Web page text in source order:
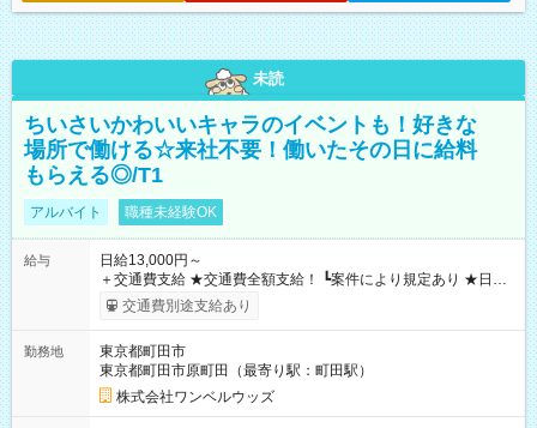
未読
ちいさいかわいいキャラのイベントも！好きな
場所で働ける☆来社不要！働いたその日に給料
もらえる◎/T1
アルバイト 職種未経験OK
給与
日給13,000円～
＋交通費支給 ★交通費全額支給！ ┗案件により規定あり ★日払
いOK！（規定あり） ┗働いたその日に現金GET♪ お仕事後はコ
ンビニATMから 日払い分を引き落とせます！ 【試用期間】試
交通費別途支給あり
勤務地
東京都町田市
東京都町田市原町田（最寄り駅：町田駅）
株式会社ワンベルウッズ